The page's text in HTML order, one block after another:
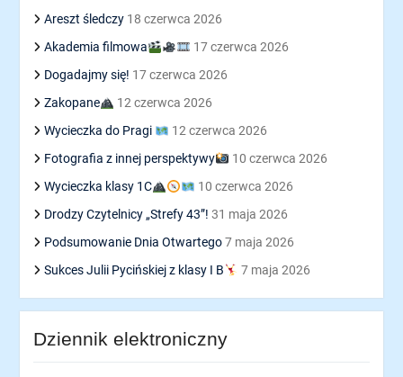
Areszt śledczy 18 czerwca 2026
Akademia filmowa
17 czerwca 2026
Dogadajmy się! 17 czerwca 2026
Zakopane
12 czerwca 2026
Wycieczka do Pragi
12 czerwca 2026
Fotografia z innej perspektywy
10 czerwca 2026
Wycieczka klasy 1C
10 czerwca 2026
Drodzy Czytelnicy „Strefy 43”! 31 maja 2026
Podsumowanie Dnia Otwartego 7 maja 2026
Sukces Julii Pycińskiej z klasy I B
7 maja 2026
Dziennik elektroniczny